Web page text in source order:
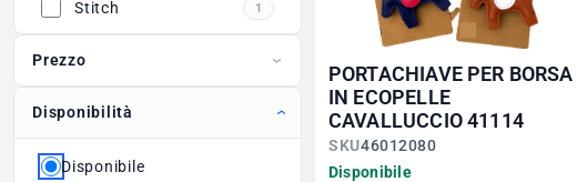
Stitch 1
Prezzo
Disponibilità
Disponibile
PORTACHIAVE PER BORSA
IN ECOPELLE
CAVALLUCCIO 41114
SKU46012080
Disponibile